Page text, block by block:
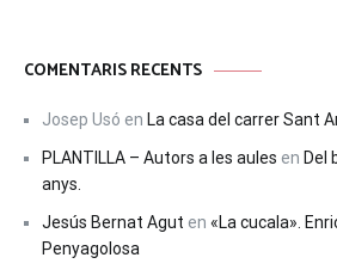
COMENTARIS RECENTS
Josep Usó en La casa del carrer Sant
PLANTILLA – Autors a les aules en Del
anys.
Jesús Bernat Agut en «La cucala».
Penyagolosa